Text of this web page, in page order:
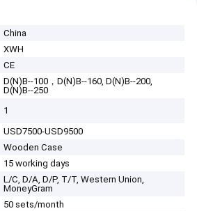
China
XWH
CE
D(N)B--100，D(N)B--160, D(N)B--200,
D(N)B--250
1
USD7500-USD9500
Wooden Case
15 working days
L/C, D/A, D/P, T/T, Western Union,
MoneyGram
50 sets/month